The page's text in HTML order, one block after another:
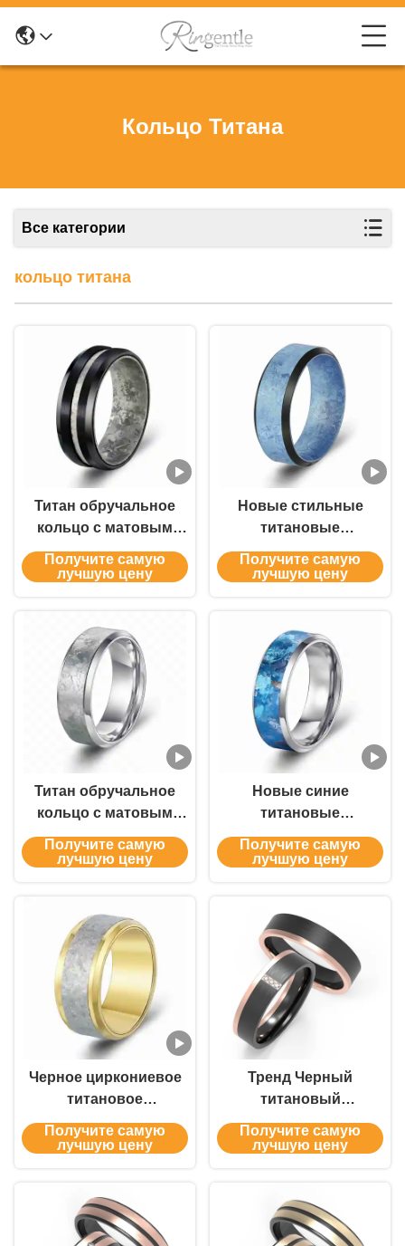
Кольцо Титана
Все категории
кольцо титана
Титан обручальное
кольцо с матовым
узором,
гипоаллергенное,
мужских украшений
Получите самую
лучшую цену
Новые стильные
титановые
обручальные кольца с
матовым узором и
кольца
Получите самую
лучшую цену
Титан обручальное
кольцо с матовым
узором,
гипоаллергенное,
мужских украшений
Получите самую
лучшую цену
Новые синие
титановые
обручальные кольца
и мужские украшения
Получите самую
лучшую цену
Черное циркониевое
титановое
обручальное кольцо -
мужское титановое
гипоаллергенное
Получите самую
лучшую цену
Тренд Черный
титановый
ювелирный
украшения
Титановый
свадебный перстень
Получите самую
лучшую цену